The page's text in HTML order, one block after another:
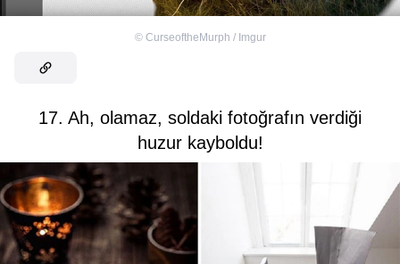
© CurseoftheMurph / Imgur
17. Ah, olamaz, soldaki fotoğrafın verdiği
huzur kayboldu!